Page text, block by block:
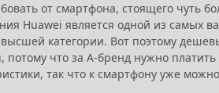
от смартфона, стоящего чуть
Huawei является одной из самых
категории. Вот поэтому
что за А-бренд нужно
так что к смартфону уже